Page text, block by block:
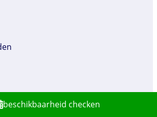
we onze Fout Feest show
beschikbaarheid checken